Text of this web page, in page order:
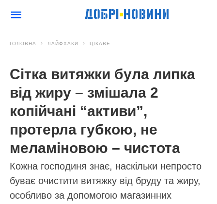
ГОЛОВНА ЛАЙФХАКИ ЦІКАВЕ
Сітка витяжки була липка
від жиру – змішала 2
копійчані “активи”,
протерла губкою, не
меламіновою – чистота
Кожна господиня знає, наскільки непросто
буває очистити витяжку від бруду та жиру,
особливо за допомогою магазинних